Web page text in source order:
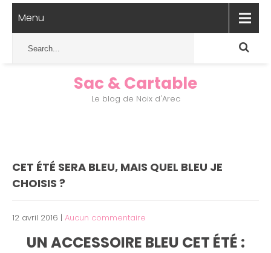
Menu
Sac & Cartable
Le blog de Noix d'Arec
CET ÉTÉ SERA BLEU, MAIS QUEL BLEU JE
CHOISIS ?
12 avril 2016 | Aucun commentaire
UN ACCESSOIRE BLEU CET ÉTÉ :